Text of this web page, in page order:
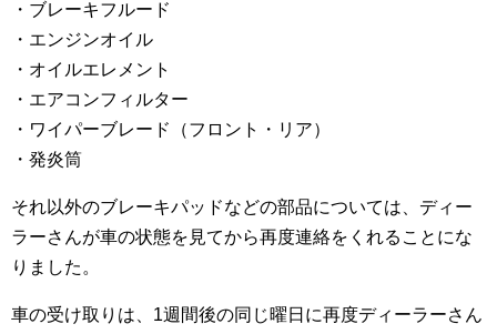
・ブレーキフルード
・エンジンオイル
・オイルエレメント
・エアコンフィルター
・ワイパーブレード（フロント・リア）
・発炎筒
それ以外のブレーキパッドなどの部品については、ディー
ラーさんが車の状態を見てから再度連絡をくれることにな
りました。
車の受け取りは、1週間後の同じ曜日に再度ディーラーさん